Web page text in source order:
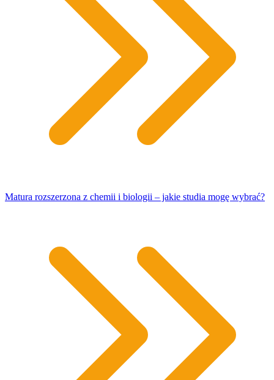
Matura rozszerzona z chemii i biologii – jakie studia mogę wybrać?